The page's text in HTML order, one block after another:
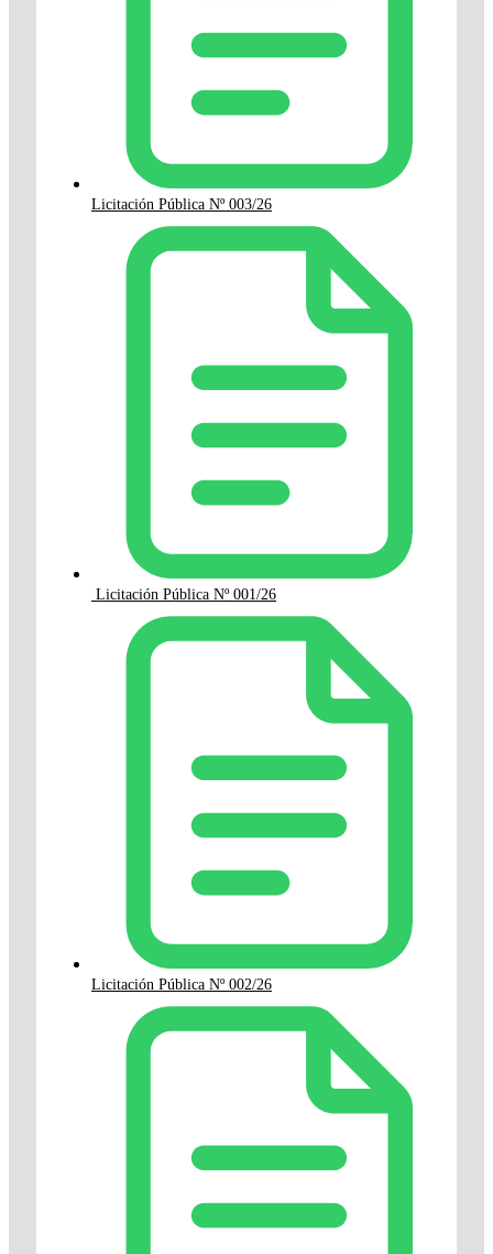
Licitación Pública Nº 003/26
Licitación Pública Nº 001/26
Licitación Pública Nº 002/26